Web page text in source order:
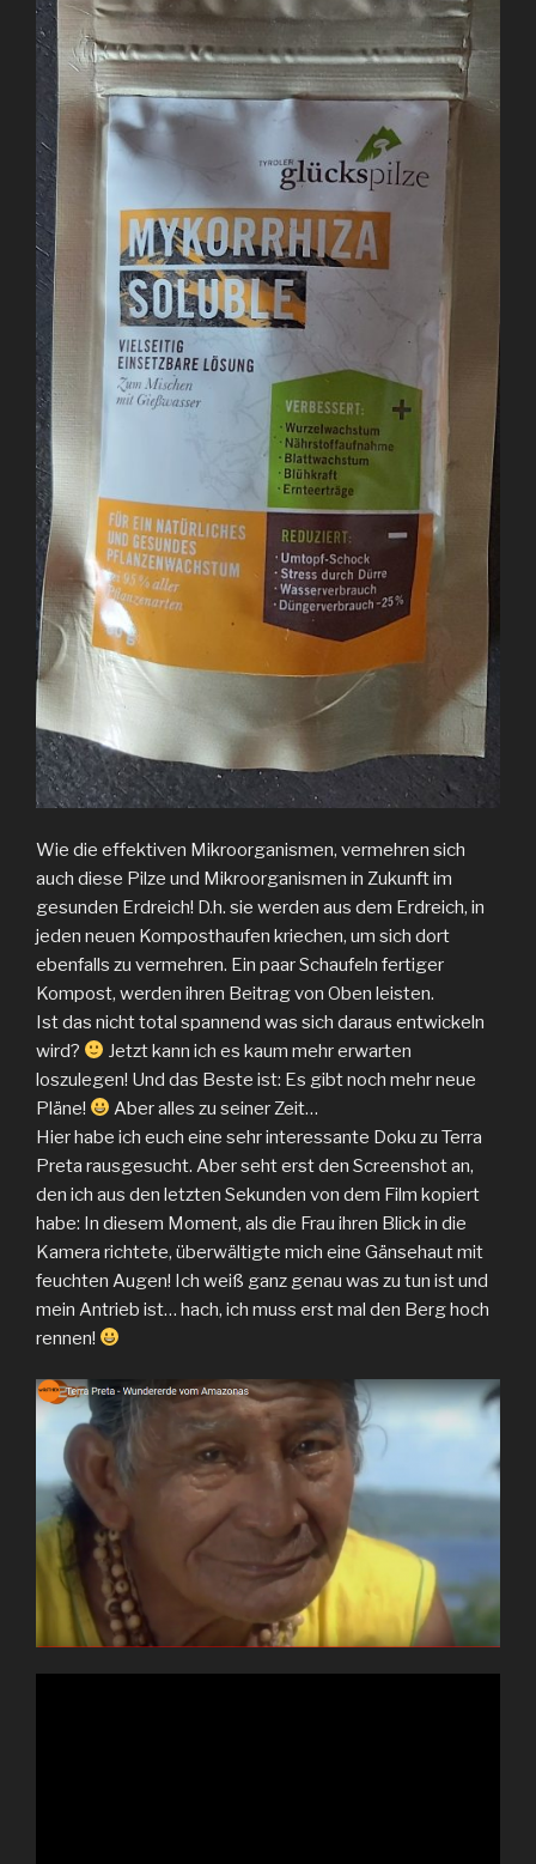
Wie die effektiven Mikroorganismen, vermehren sich
auch diese Pilze und Mikroorganismen in Zukunft im
gesunden Erdreich! D.h. sie werden aus dem Erdreich, in
jeden neuen Komposthaufen kriechen, um sich dort
ebenfalls zu vermehren. Ein paar Schaufeln fertiger
Kompost, werden ihren Beitrag von Oben leisten.
Ist das nicht total spannend was sich daraus entwickeln
wird?
Jetzt kann ich es kaum mehr erwarten
loszulegen! Und das Beste ist: Es gibt noch mehr neue
Pläne!
Aber alles zu seiner Zeit…
Hier habe ich euch eine sehr interessante Doku zu Terra
Preta rausgesucht. Aber seht erst den Screenshot an,
den ich aus den letzten Sekunden von dem Film kopiert
habe: In diesem Moment, als die Frau ihren Blick in die
Kamera richtete, überwältigte mich eine Gänsehaut mit
feuchten Augen! Ich weiß ganz genau was zu tun ist und
mein Antrieb ist… hach, ich muss erst mal den Berg hoch
rennen!